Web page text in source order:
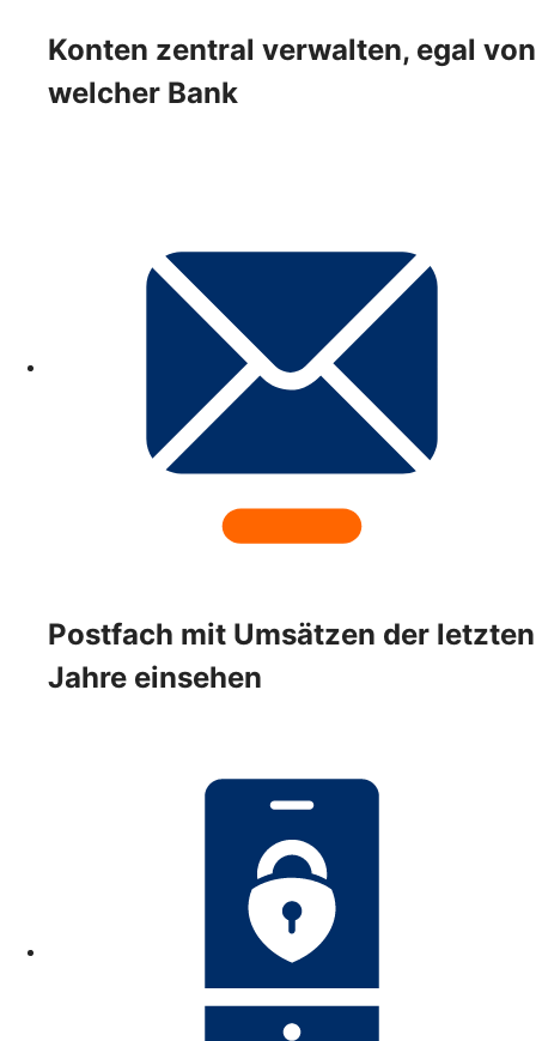
Konten zentral verwalten, egal von
welcher Bank
Postfach mit Umsätzen der letzten
Jahre einsehen